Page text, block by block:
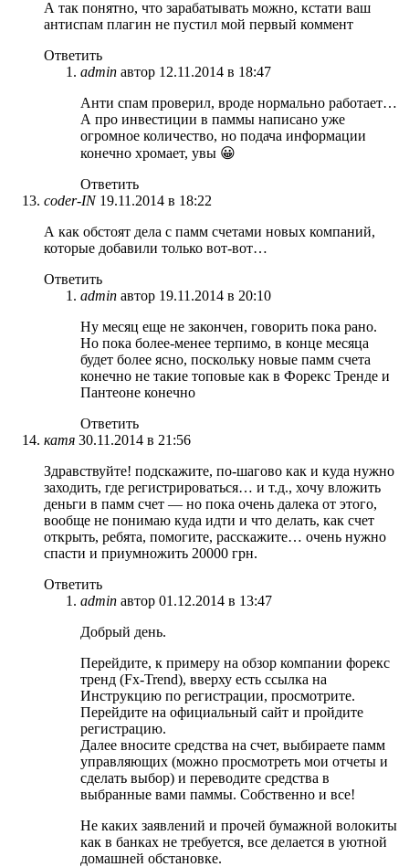
А так понятно, что зарабатывать можно, кстати ваш
антиспам плагин не пустил мой первый коммент
Ответить
admin автор 12.11.2014 в 18:47
Анти спам проверил, вроде нормально работает…
А про инвестиции в паммы написано уже
огромное количество, но подача информации
конечно хромает, увы 😀
Ответить
coder-IN 19.11.2014 в 18:22
А как обстоят дела с памм счетами новых компаний,
которые добавили только вот-вот…
Ответить
admin автор 19.11.2014 в 20:10
Ну месяц еще не закончен, говорить пока рано.
Но пока более-менее терпимо, в конце месяца
будет более ясно, поскольку новые памм счета
конечно не такие топовые как в Форекс Тренде и
Пантеоне конечно
Ответить
катя 30.11.2014 в 21:56
Здравствуйте! подскажите, по-шагово как и куда нужно
заходить, где регистрироваться… и т.д., хочу вложить
деньги в памм счет — но пока очень далека от этого,
вообще не понимаю куда идти и что делать, как счет
открыть, ребята, помогите, расскажите… очень нужно
спасти и приумножить 20000 грн.
Ответить
admin автор 01.12.2014 в 13:47
Добрый день.
Перейдите, к примеру на обзор компании форекс
тренд (Fx-Trend), вверху есть ссылка на
Инструкцию по регистрации, просмотрите.
Перейдите на официальный сайт и пройдите
регистрацию.
Далее вносите средства на счет, выбираете памм
управляющих (можно просмотреть мои отчеты и
сделать выбор) и переводите средства в
выбранные вами паммы. Собственно и все!
Не каких заявлений и прочей бумажной волокиты
как в банках не требуется, все делается в уютной
домашней обстановке.